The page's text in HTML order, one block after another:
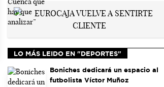
LO MÁS LEIDO EN "DEPORTES"
Boniches dedicará un espacio al
futbolista Víctor Muñoz